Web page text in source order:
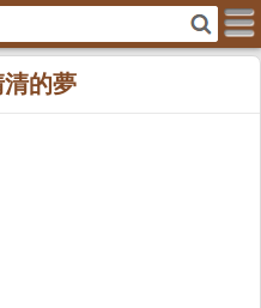
的夢